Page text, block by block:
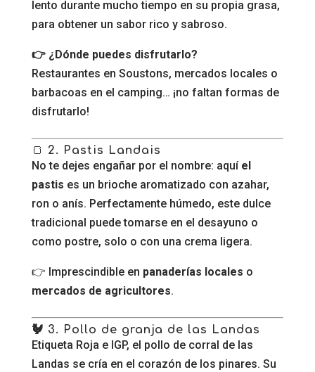
lento durante mucho tiempo en su propia grasa,
para obtener un sabor rico y sabroso.
👉 ¿Dónde puedes disfrutarlo?
Restaurantes en Soustons, mercados locales o
barbacoas en el camping… ¡no faltan formas de
disfrutarlo!
🍞 2. Pastis Landais
No te dejes engañar por el nombre: aquí el
pastis es un brioche aromatizado con azahar,
ron o anís. Perfectamente húmedo, este dulce
tradicional puede tomarse en el desayuno o
como postre, solo o con una crema ligera.
👉 Imprescindible en panaderías locales o
mercados de agricultores.
🐓 3. Pollo de granja de las Landas
Etiqueta Roja e IGP, el pollo de corral de las
Landas se cría en el corazón de los pinares. Su